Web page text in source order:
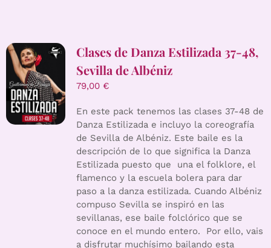
Clases de Danza Estilizada 37-48,
Sevilla de Albéniz
79,00 €
En este pack tenemos las clases 37-48 de
Danza Estilizada e incluyo la coreografía
de Sevilla de Albéniz. Este baile es la
descripción de lo que significa la Danza
Estilizada puesto que una el folklore, el
flamenco y la escuela bolera para dar
paso a la danza estilizada. Cuando Albéniz
compuso Sevilla se inspiró en las
sevillanas, ese baile folclórico que se
conoce en el mundo entero. Por ello, vais
a disfrutar muchísimo bailando esta